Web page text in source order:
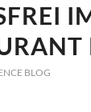
BLOG